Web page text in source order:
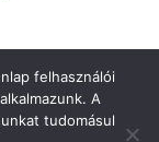
felhasználói
A
tudomásul